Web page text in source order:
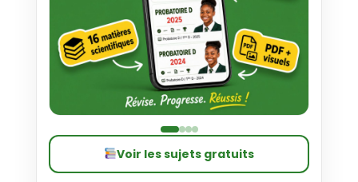
Voir les sujets gratuits